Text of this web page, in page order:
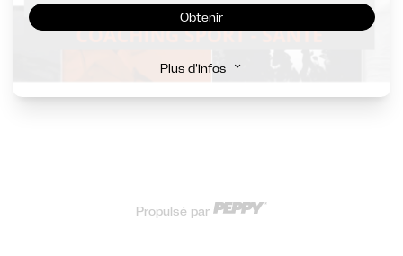
Obtenir
Plus d'infos
Propulsé par